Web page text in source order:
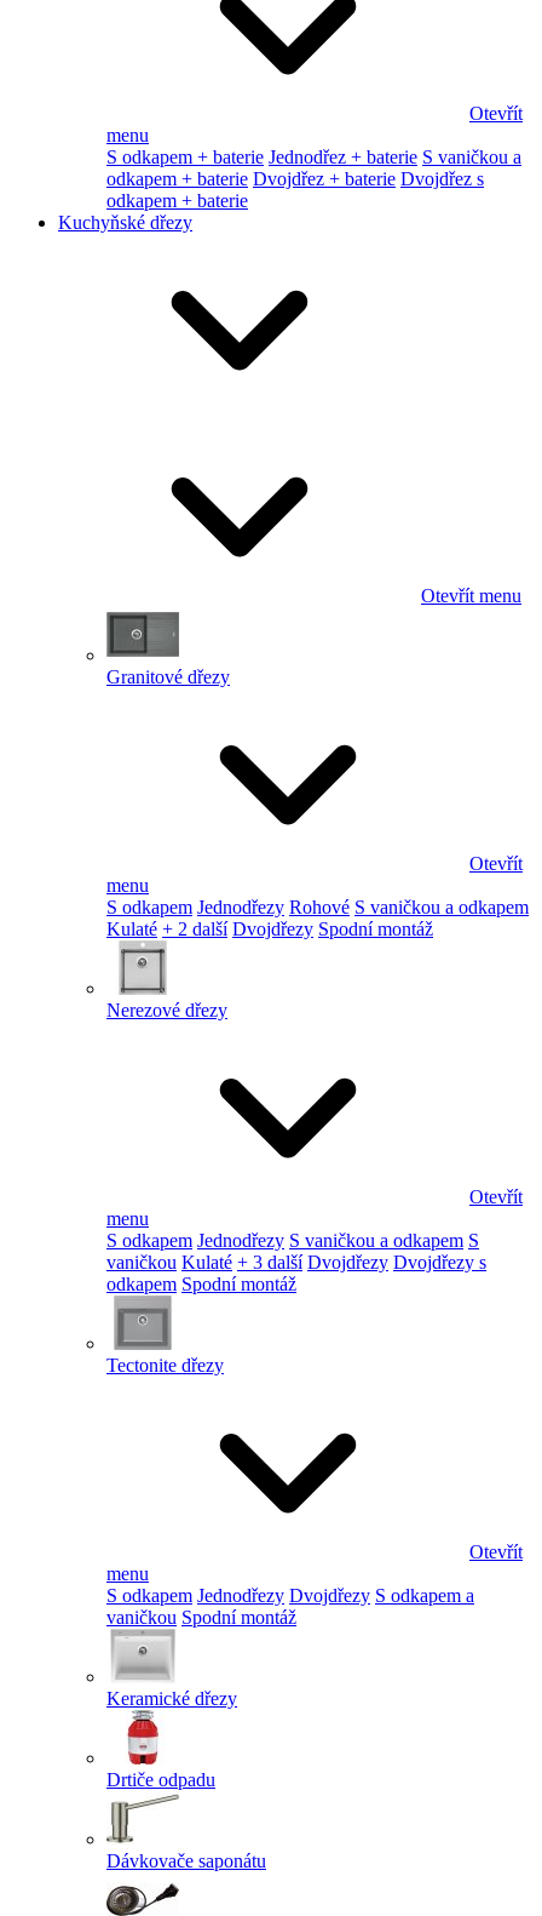
Otevřít
menu
S odkapem + baterie Jednodřez + baterie S vaničkou a
odkapem + baterie Dvojdřez + baterie Dvojdřez s
odkapem + baterie
Kuchyňské dřezy
Otevřít menu
Granitové dřezy
Otevřít
menu
S odkapem Jednodřezy Rohové S vaničkou a odkapem
Kulaté + 2 další Dvojdřezy Spodní montáž
Nerezové dřezy
Otevřít
menu
S odkapem Jednodřezy S vaničkou a odkapem S
vaničkou Kulaté + 3 další Dvojdřezy Dvojdřezy s
odkapem Spodní montáž
Tectonite dřezy
Otevřít
menu
S odkapem Jednodřezy Dvojdřezy S odkapem a
vaničkou Spodní montáž
Keramické dřezy
Drtiče odpadu
Dávkovače saponátu